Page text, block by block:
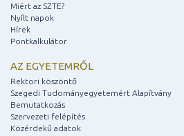
Miért az SZTE?
Nyílt napok
Hírek
Pontkalkulátor
AZ EGYETEMRŐL
Rektori köszöntő
Szegedi Tudományegyetemért Alapítvány
Bemutatkozás
Szervezeti felépítés
Közérdekű adatok